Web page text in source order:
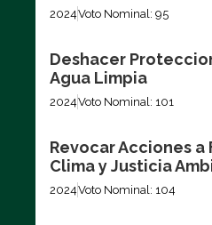
2024Voto Nominal: 95
Deshacer
Agua Limpia
2024Voto Nominal: 101
Revocar Acciones a
Clima y Justicia
2024Voto Nominal: 104